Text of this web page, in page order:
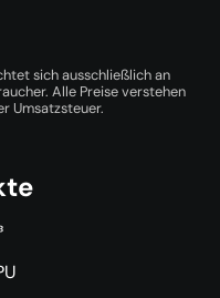
sich ausschließlich an
Alle Preise verstehen
Umsatzsteuer.